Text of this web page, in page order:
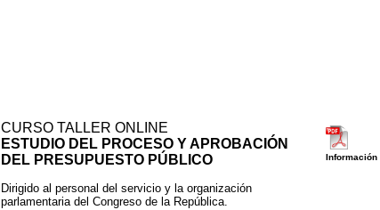
CURSO TALLER ONLINE
ESTUDIO DEL PROCESO Y APROBACIÓN
DEL PRESUPUESTO PÚBLICO
Información
Dirigido al personal del servicio y la organización
parlamentaria del Congreso de la República.